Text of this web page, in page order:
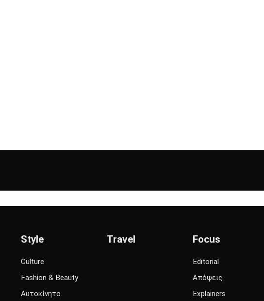
Style
Culture
Fashion & Beauty
Αυτοκίνητο
Travel Focus
Editorial
Απόψεις
Explainers